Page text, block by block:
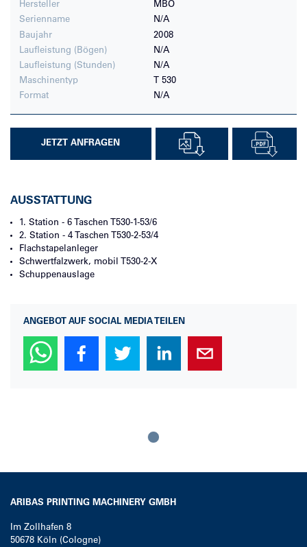
Hersteller
MBO
Serienname
N/A
Baujahr
2008
Laufleistung (Bögen)
N/A
Laufleistung (Stunden)
N/A
Maschinentyp
T 530
Format
N/A
JETZT ANFRAGEN
AUSSTATTUNG
1. Station - 6 Taschen T530-1-53/6
2. Station - 4 Taschen T530-2-53/4
Flachstapelanleger
Schwertfalzwerk, mobil T530-2-X
Schuppenauslage
ANGEBOT AUF SOCIAL MEDIA TEILEN
Loading...
ARIBAS PRINTING MACHINERY GMBH
Im Zollhafen 8
50678 Köln (Cologne)